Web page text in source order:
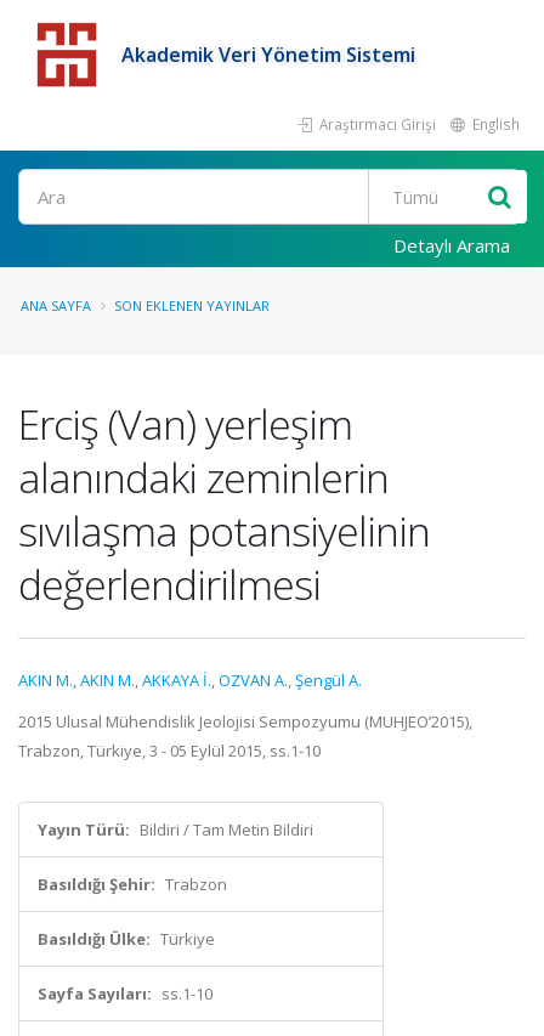
Akademik Veri Yönetim Sistemi
Araştırmacı Girişi English
Detaylı Arama
ANA SAYFA SON EKLENEN YAYINLAR
Erciş (Van) yerleşim
alanındaki zeminlerin
sıvılaşma potansiyelinin
değerlendirilmesi
AKIN M.,AKIN M.,AKKAYA İ.,OZVAN A.,Şengül A.
2015 Ulusal Mühendislik Jeolojisi Sempozyumu (MUHJEO’2015),
Trabzon, Türkiye, 3 - 05 Eylül 2015, ss.1-10
Yayın Türü: Bildiri / Tam Metin Bildiri
Basıldığı Şehir: Trabzon
Basıldığı Ülke: Türkiye
Sayfa Sayıları: ss.1-10